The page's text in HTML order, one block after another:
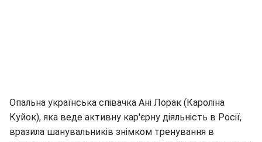
Опальна українська співачка Ані Лорак (Кароліна
Куйок), яка веде активну кар'єрну діяльність в Росії,
вразила шанувальників знімком тренування в